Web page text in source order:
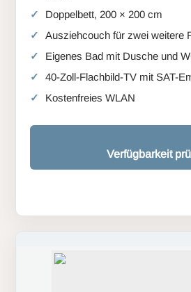
Doppelbett, 200 × 200 cm
Ausziehcouch für zwei weitere
Eigenes Bad mit Dusche und
40-Zoll-Flachbild-TV mit SAT-
Kostenfreies WLAN
Verfügbarkeit